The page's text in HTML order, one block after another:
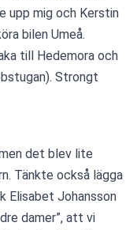
upp mig och Kerstin
bilen Umeå.
till Hedemora och
Strongt
det blev lite
Tänkte också lägga
Elisabet Johansson
damer”, att vi